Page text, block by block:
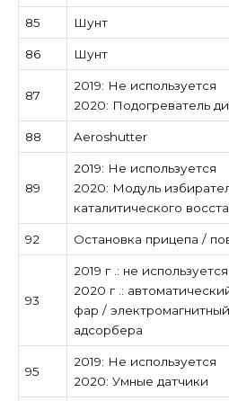
85 Шунт
86 Шунт
87
2019: Не используется
2020: Подогреватель
88 Aeroshutter
89
2019: Не используется
2020: Модуль
каталитического
92 Остановка прицепа /
93
2019 г .: не используется
2020 г .:
фар /
адсорбера
95
2019: Не используется
2020: Умные датчики